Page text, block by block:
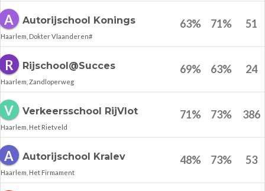
A Autorijschool Konings
Haarlem, Dokter Vlaanderen#
63% 71% 51
R Rijschool@Succes
Haarlem, Zandloperweg
69% 63% 24
V Verkeersschool RijVlot
Haarlem, Het Rietveld
71% 73% 386
A Autorijschool Kralev
Haarlem, Het Firmament
48% 73% 53